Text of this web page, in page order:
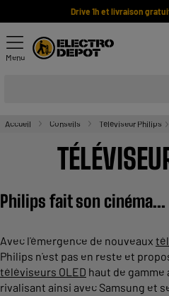
Drive 1h et livraison
Menu
Accueil Conseils Téléviseur Philips
Philips fait son cinéma...
Avec l'émergence de nouveaux
Philips n'est pas en reste et
téléviseurs OLED haut de
rivalisant ainsi avec Samsung et